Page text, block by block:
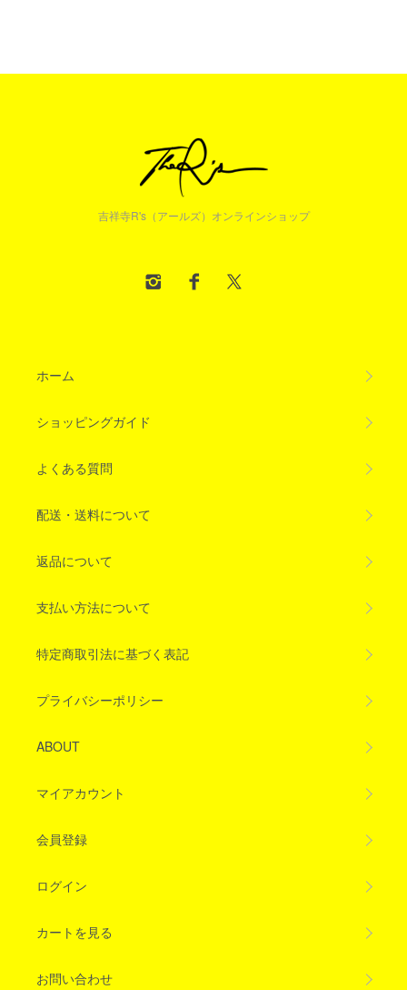
吉祥寺R's（アールズ）オンラインショップ
ホーム
ショッピングガイド
よくある質問
配送・送料について
返品について
支払い方法について
特定商取引法に基づく表記
プライバシーポリシー
ABOUT
マイアカウント
会員登録
ログイン
カートを見る
お問い合わせ